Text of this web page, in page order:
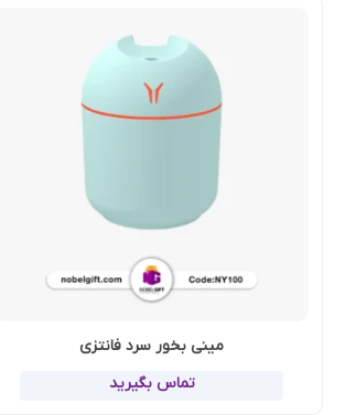
مینی بخور سرد فانتزی
تماس بگیرید